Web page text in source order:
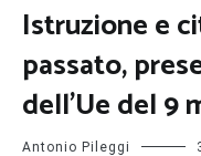
Istruzione e
passato,
dell’Ue del 9
Antonio Pileggi